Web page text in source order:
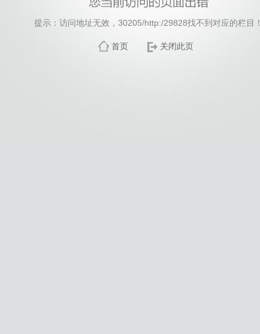
提示：访问地址无效，30205/http:/29828找不到对应的栏目！
首页 关闭此页